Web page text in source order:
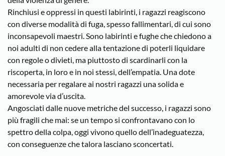
Rinchiusi e oppressi in questi labirinti, i ragazzi reagiscono
con diverse modalità di fuga, spesso fallimentari, di cui sono
inconsapevoli maestri. Sono labirinti e fughe che chiedono a
noi adulti di non cedere alla tentazione di poterli liquidare
con regole o divieti, ma piuttosto di scardinarli con la
riscoperta, in loro e in noi stessi, dell’empatia. Una dote
necessaria per regalare ai nostri ragazzi una solida e
amorevole via d’uscita.
Angosciati dalle nuove metriche del successo, i ragazzi sono
più fragili che mai: se un tempo si confrontavano con lo
spettro della colpa, oggi vivono quello dell’inadeguatezza,
con conseguenze che talora lasciano sconcertati.